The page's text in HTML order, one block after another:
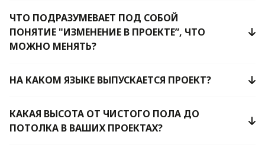
ЧТО ПОДРАЗУМЕВАЕТ ПОД СОБОЙ
ПОНЯТИЕ "ИЗМЕНЕНИЕ В ПРОЕКТЕ”, ЧТО
МОЖНО МЕНЯТЬ?
НА КАКОМ ЯЗЫКЕ ВЫПУСКАЕТСЯ ПРОЕКТ?
КАКАЯ ВЫСОТА ОТ ЧИСТОГО ПОЛА ДО
ПОТОЛКА В ВАШИХ ПРОЕКТАХ?